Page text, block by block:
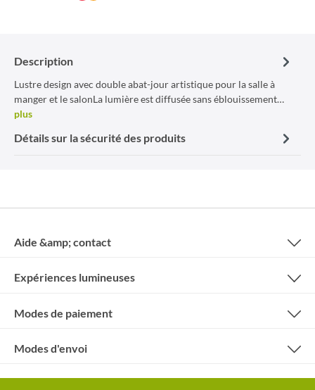
Description
Lustre design avec double abat-jour artistique pour la salle à
manger et le salonLa lumière est diffusée sans éblouissement…
plus
Détails sur la sécurité des produits
Aide &amp; contact
Expériences lumineuses
Modes de paiement
Modes d'envoi